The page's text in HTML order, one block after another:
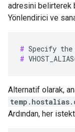
adresini belirterek
Yönlendirici ve
#
#
Alternatif olarak,
Ardından, her